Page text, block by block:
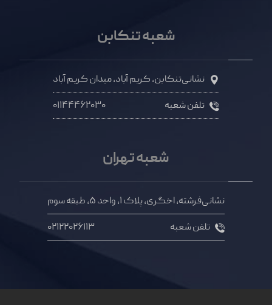
شعبه تنکابن
نشانیتنکابن، کریم آباد، میدان کریم آباد
تلفن شعبه
۰۱۱۴۴۴۶۲۰۳۰
شعبه تهران
نشانیفرشته، اخگری، پلاک ۱، واحد ۵، طبقه سوم
تلفن شعبه
۰۲۱۲۲۰۲۶۱۱۳